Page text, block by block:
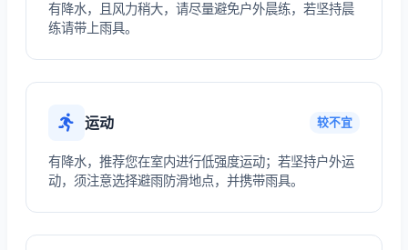
有降水，且风力稍大，请尽量避免户外晨练，若坚持晨
练请带上雨具。
运动 较不宜
有降水，推荐您在室内进行低强度运动；若坚持户外运
动，须注意选择避雨防滑地点，并携带雨具。